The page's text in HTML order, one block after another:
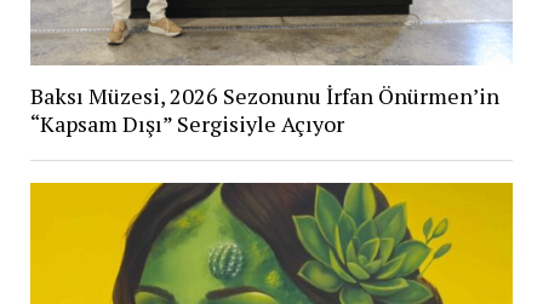
Baksı Müzesi, 2026 Sezonunu İrfan Önürmen’in
“Kapsam Dışı” Sergisiyle Açıyor